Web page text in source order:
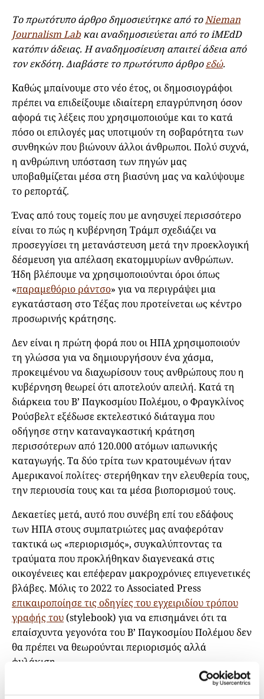
Tο πρωτότυπο άρθρο δημοσιεύτηκε από τοNieman
Journalism Labκαι αναδημοσιεύεται από το iMEdD
κατόπιν άδειας. Η αναδημοσίευση απαιτεί άδεια από
τον εκδότη. Διαβάστε το πρωτότυπο άρθροεδώ.
Καθώς μπαίνουμε στο νέο έτος, οι δημοσιογράφοι
πρέπει να επιδείξουμε ιδιαίτερη επαγρύπνηση όσον
αφορά τις λέξεις που χρησιμοποιούμε και το κατά
πόσο οι επιλογές μας υποτιμούν τη σοβαρότητα των
συνθηκών που βιώνουν άλλοι άνθρωποι. Πολύ συχνά,
η ανθρώπινη υπόσταση των πηγών μας
υποβαθμίζεται μέσα στη βιασύνη μας να καλύψουμε
το ρεπορτάζ.
Ένας από τους τομείς που με ανησυχεί περισσότερο
είναι το πώς η κυβέρνηση Τράμπ σχεδιάζει να
προσεγγίσει τη μετανάστευση μετά την προεκλογική
δέσμευση για απέλαση εκατομμυρίων ανθρώπων.
Ήδη βλέπουμε να χρησιμοποιούνται όροι όπως
«παραμεθόριο ράντσο» για να περιγράψει μια
εγκατάσταση στο Τέξας που προτείνεται ως κέντρο
προσωρινής κράτησης.
Δεν είναι η πρώτη φορά που οι ΗΠΑ χρησιμοποιούν
τη γλώσσα για να δημιουργήσουν ένα χάσμα,
προκειμένου να διαχωρίσουν τους ανθρώπους που η
κυβέρνηση θεωρεί ότι αποτελούν απειλή. Κατά τη
διάρκεια του Β’ Παγκοσμίου Πολέμου, ο Φραγκλίνος
Ρούσβελτ εξέδωσε εκτελεστικό διάταγμα που
οδήγησε στην καταναγκαστική κράτηση
περισσότερων από 120.000 ατόμων ιαπωνικής
καταγωγής. Τα δύο τρίτα των κρατουμένων ήταν
Αμερικανοί πολίτες· στερήθηκαν την ελευθερία τους,
την περιουσία τους και τα μέσα βιοπορισμού τους.
Δεκαετίες μετά, αυτό που συνέβη επί του εδάφους
των ΗΠΑ στους συμπατριώτες μας αναφερόταν
τακτικά ως «περιορισμός», συγκαλύπτοντας τα
τραύματα που προκλήθηκαν διαγενεακά στις
οικογένειες και επέφεραν μακροχρόνιες επιγενετικές
βλάβες. Μόλις το 2022 το Associated Press
επικαιροποίησε τις οδηγίες του εγχειριδίου τρόπου
γραφής του (stylebook) για να επισημάνει ότι τα
επαίσχυντα γεγονότα του Β’ Παγκοσμίου Πολέμου δεν
θα πρέπει να θεωρούνται περιορισμός αλλά
φυλάκιση.
Οι δημοσιογράφοι μπορεί να πέσουν στην παγίδα να